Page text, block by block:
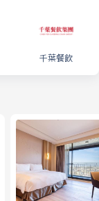
千葉餐飲